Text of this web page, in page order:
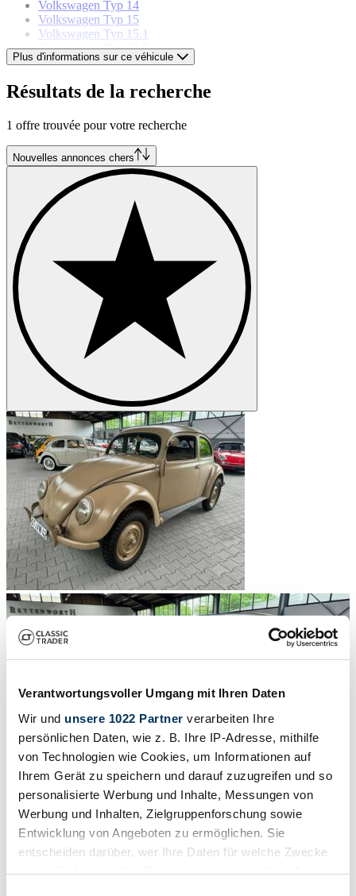
Verantwortungsvoller Umgang mit Ihren Daten
Wir und unsere 1022 Partner verarbeiten Ihre
persönlichen Daten, wie z. B. Ihre IP-Adresse, mithilfe
von Technologien wie Cookies, um Informationen auf
Ihrem Gerät zu speichern und darauf zuzugreifen und so
personalisierte Werbung und Inhalte, Messungen von
Werbung und Inhalten, Zielgruppenforschung sowie
Entwicklung von Angeboten zu ermöglichen. Sie
entscheiden darüber, wer Ihre Daten für welche Zwecke
nutzt. Sie können Ihre Einwilligung jederzeit über die
Volkswagen Typ 14
Volkswagen Typ 15
Volkswagen Typ 15.1
Volkswagen Typ 82 E
Volkswagen Modèles
Volkswagen Buggy
Volkswagen Combi
Volkswagen Corrado
Volkswagen Golf
Volkswagen Karmann Ghia
Volkswagen Kübel
Volkswagen New Beetle
Volkswagen Passat
Volkswagen Phaeton
Volkswagen Polo
Volkswagen Type 3
Plus d'informations sur ce véhicule
Résultats de la recherche
1 offre trouvée pour votre recherche
Nouvelles annonces chers